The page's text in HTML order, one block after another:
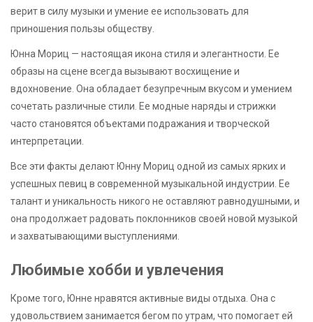
верит в силу музыки и умение ее использовать для
приношения пользы обществу.
Юнна Мориц — настоящая икона стиля и элегантности. Ее
образы на сцене всегда вызывают восхищение и
вдохновение. Она обладает безупречным вкусом и умением
сочетать различные стили. Ее модные наряды и стрижки
часто становятся объектами подражания и творческой
интерпретации.
Все эти факты делают Юнну Мориц одной из самых ярких и
успешных певиц в современной музыкальной индустрии. Ее
талант и уникальность никого не оставляют равнодушными, и
она продолжает радовать поклонников своей новой музыкой
и захватывающими выступлениями.
Любимые хобби и увлечения
Кроме того, Юнне нравятся активные виды отдыха. Она с
удовольствием занимается бегом по утрам, что помогает ей